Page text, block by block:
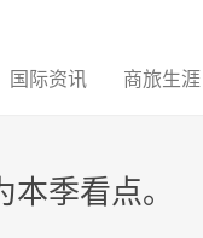
国际资讯 商旅生涯
季看点。